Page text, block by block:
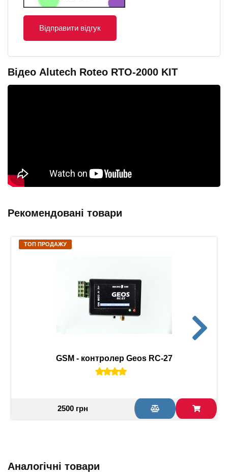
Відправити відгук
Відео Alutech Roteo RTO-2000 KIT
Рекомендовані товари
ТОП ПРОДАЖУ
GSM - контролер Geos RC-27
2500 грн
Аналогічні товари